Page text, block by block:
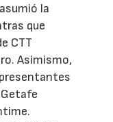
la
que
CTT
Asimismo,